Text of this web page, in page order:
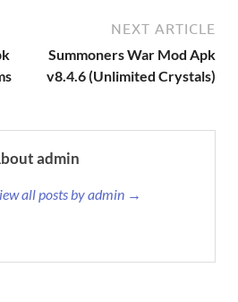
NEXT ARTICLE
Summoners War Mod Apk
v8.4.6 (Unlimited Crystals)
admin
all posts by admin →